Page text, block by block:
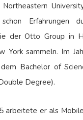
Erfahrungen
der Otto Group in
York sammeln. Im
Bachelor of
Degree).
arbeitete er als